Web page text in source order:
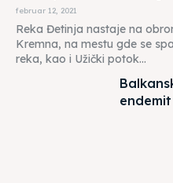
februar 12, 2021
Reka Đetinja nastaje na
Kremna, na mestu gde se
reka, kao i Užički potok...
endemit